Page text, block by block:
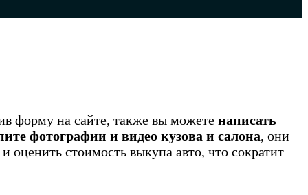
форму на сайте, также вы можетенаписать
фотографии и видео кузова и салона, они
оценить стоимость выкупа авто, что сократит